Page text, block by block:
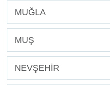
MUĞLA
MUŞ
NEVŞEHİR